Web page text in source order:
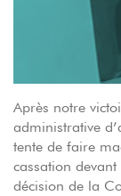
Après notre
administrative
tente de faire
cassation
décision de la